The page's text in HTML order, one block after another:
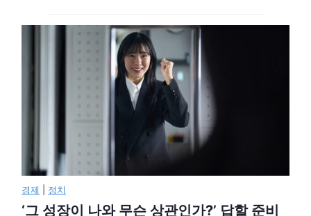
경제 정치
‘그 성장이 나와 무슨 상관인가?’ 답할 준비